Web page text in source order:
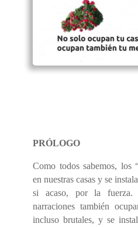
PRÓLOGO
Como todos sabemos, los
en nuestras casas y se
si acaso, por la
narraciones también
incluso brutales, y se